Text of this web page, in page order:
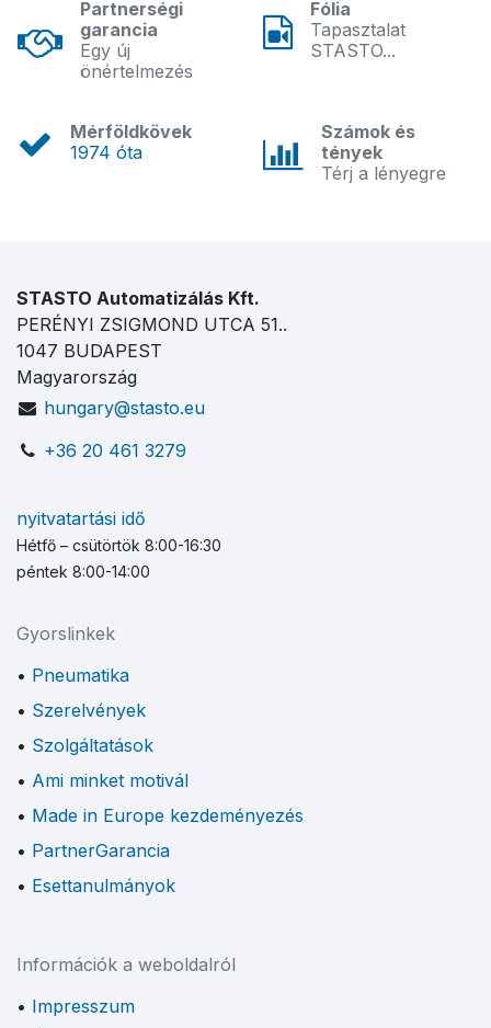
Partnerségi
garancia
Egy új
önértelmezés
Fólia
Tapasztalat
STASTO...
Mérföldkövek
1974 óta
Számok és
tények
Térj a lényegre
STASTO Automatizálás Kft.
PERÉNYI ZSIGMOND UTCA 51..
1047 BUDAPEST
Magyarország
hungary@stasto.eu
+36 20 461 3279
nyitvatartási idő
Hétfő – csütörtök 8:00-16:30
péntek 8:00-14:00
Gyorslinkek
Pneumatika
Szerelvények
Szolgáltatások
Ami minket motivál
Made in Europe kezdeményezés
PartnerGarancia
Esettanulmányok
Információk a weboldalról
Impresszum